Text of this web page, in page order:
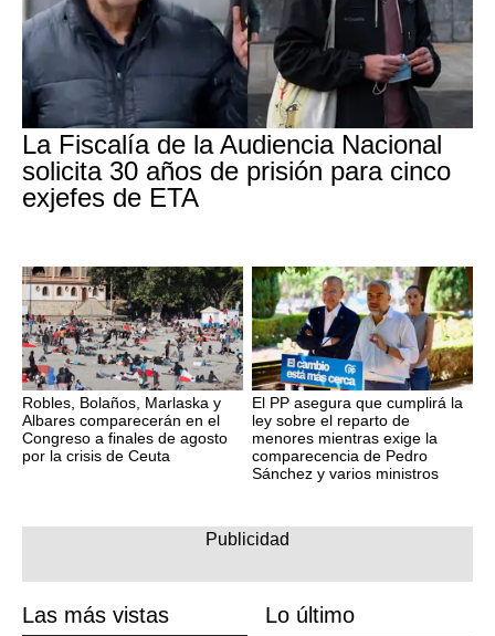
La Fiscalía de la Audiencia Nacional
solicita 30 años de prisión para cinco
exjefes de ETA
Robles, Bolaños, Marlaska y
Albares comparecerán en el
Congreso a finales de agosto
por la crisis de Ceuta
El PP asegura que cumplirá la
ley sobre el reparto de
menores mientras exige la
comparecencia de Pedro
Sánchez y varios ministros
Las más vistas Lo último